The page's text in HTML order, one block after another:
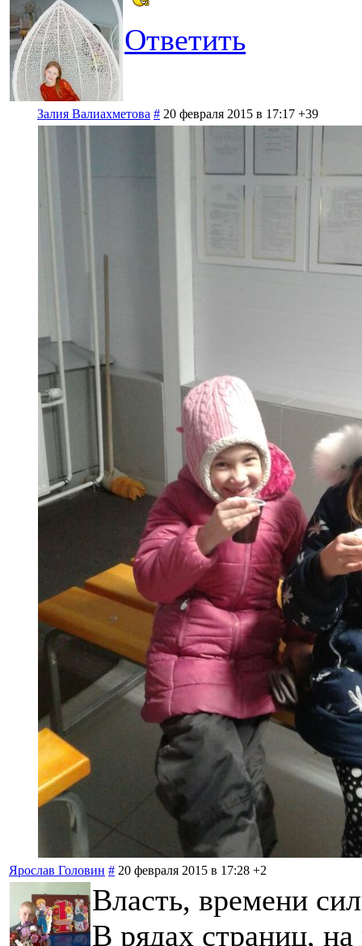
Ответить
Залия Валиахметова # 20 февраля 2015 в 17:17 +39
Ярослав Головин # 20 февраля 2015 в 17:28 +2
Власть, времени
В рядах страниц,